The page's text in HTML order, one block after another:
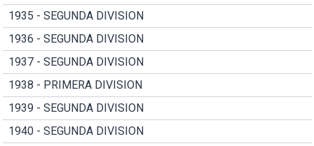
1935 - SEGUNDA DIVISION
1936 - SEGUNDA DIVISION
1937 - SEGUNDA DIVISION
1938 - PRIMERA DIVISION
1939 - SEGUNDA DIVISION
1940 - SEGUNDA DIVISION